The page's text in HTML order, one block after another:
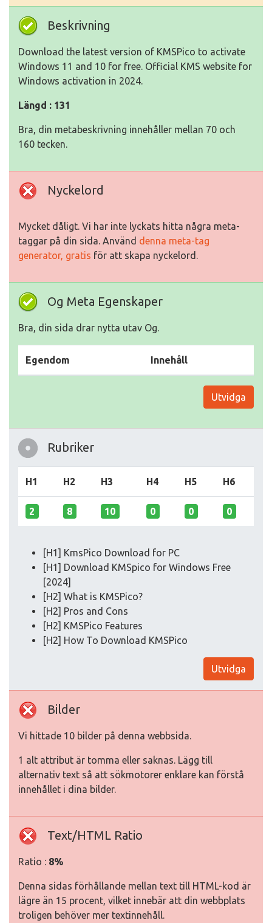
Beskrivning
Download the latest version of KMSPico to activate
Windows 11 and 10 for free. Official KMS website for
Windows activation in 2024.
Längd : 131
Bra, din metabeskrivning innehåller mellan 70 och
160 tecken.
Nyckelord
Mycket dåligt. Vi har inte lyckats hitta några meta-
taggar på din sida. Använd denna meta-tag
generator, gratis för att skapa nyckelord.
Og Meta Egenskaper
Bra, din sida drar nytta utav Og.
Egendom Innehåll
Utvidga
Rubriker
H1 H2 H3 H4 H5 H6
2 8 10 0 0 0
[H1] KmsPico Download for PC
[H1] Download KMSpico for Windows Free
[2024]
[H2] What is KMSPico?
[H2] Pros and Cons
[H2] KMSPico Features
[H2] How To Download KMSPico
Utvidga
Bilder
Vi hittade 10 bilder på denna webbsida.
1 alt attribut är tomma eller saknas. Lägg till
alternativ text så att sökmotorer enklare kan förstå
innehållet i dina bilder.
Text/HTML Ratio
Ratio : 8%
Denna sidas förhållande mellan text till HTML-kod är
lägre än 15 procent, vilket innebär att din webbplats
troligen behöver mer textinnehåll.